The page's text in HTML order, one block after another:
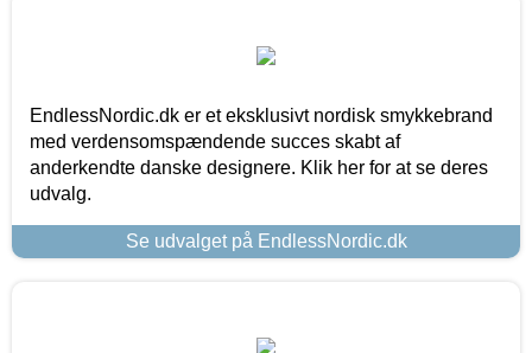
EndlessNordic.dk er et eksklusivt nordisk smykkebrand
med verdensomspændende succes skabt af
anderkendte danske designere. Klik her for at se deres
udvalg.
Se udvalget på EndlessNordic.dk